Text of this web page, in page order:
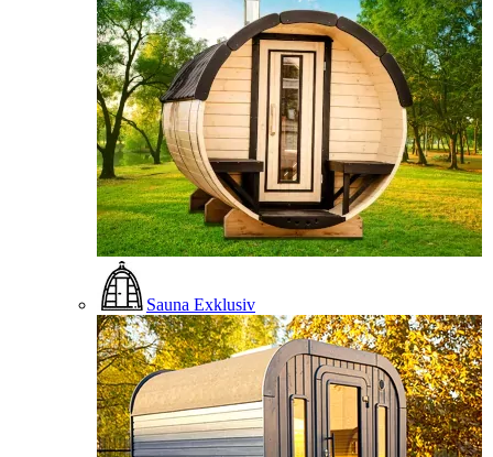
Sauna Exklusiv